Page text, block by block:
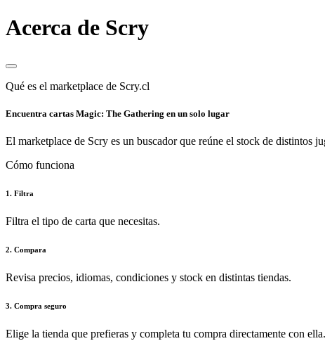
Acerca de Scry
Qué es el marketplace de Scry.cl
Encuentra cartas Magic: The Gathering en un solo lugar
El marketplace de Scry es un buscador que reúne el stock de distintos
Cómo funciona
1. Filtra
Filtra el tipo de carta que necesitas.
2. Compara
Revisa precios, idiomas, condiciones y stock en distintas tiendas.
3. Compra seguro
Elige la tienda que prefieras y completa tu compra directamente con ella.